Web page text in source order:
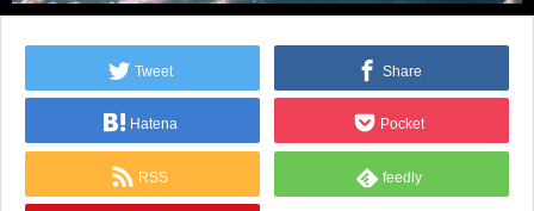
Tweet Share
Hatena Pocket
RSS feedly